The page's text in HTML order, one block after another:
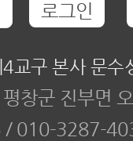
로그인
교구 본사 문수
창군 진부면
010-3287-